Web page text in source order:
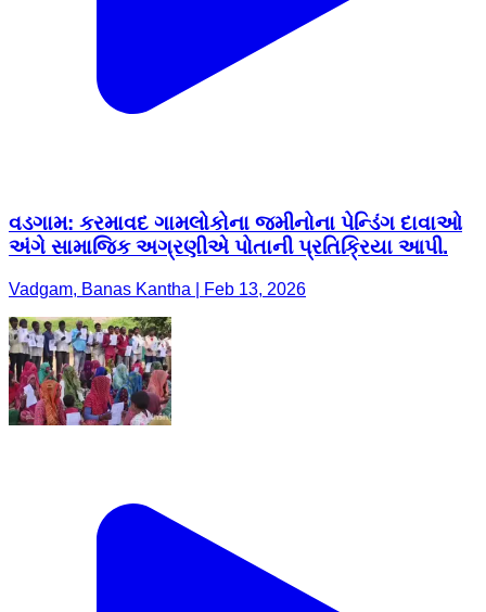
વડગામ: કરમાવદ ગામલોકોના જમીનોના પેન્ડિંગ દાવાઓ
અંગે સામાજિક અગ્રણીએ પોતાની પ્રતિક્રિયા આપી.
Vadgam, Banas Kantha | Feb 13, 2026